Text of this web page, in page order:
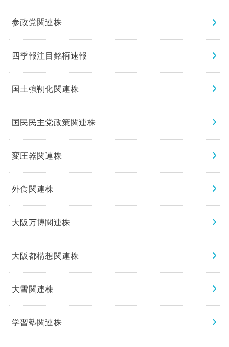
参政党関連株
四季報注目銘柄速報
国土強靭化関連株
国民民主党政策関連株
変圧器関連株
外食関連株
大阪万博関連株
大阪都構想関連株
大雪関連株
学習塾関連株